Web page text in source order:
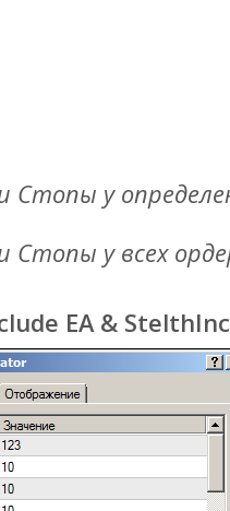
Стопы у
Стопы у всех
EA &